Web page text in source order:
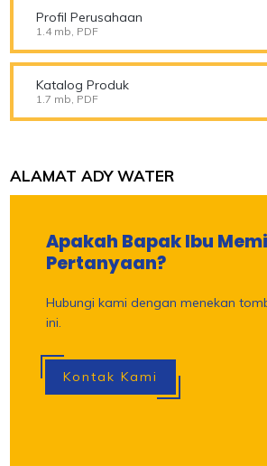
Profil Perusahaan
1.4 mb, PDF
Katalog Produk
1.7 mb, PDF
ALAMAT ADY WATER
Apakah Bapak Ibu
Pertanyaan?
Hubungi kami dengan menekan
ini.
Kontak Kami